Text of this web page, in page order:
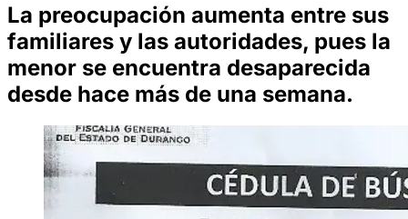
La preocupación aumenta entre sus
familiares y las autoridades, pues la
menor se encuentra desaparecida
desde hace más de una semana.